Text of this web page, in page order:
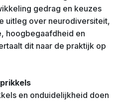
gedrag en keuzes
uitleg over neurodiversiteit,
hoogbegaafdheid en
dit naar de praktijk op
en onduidelijkheid doen